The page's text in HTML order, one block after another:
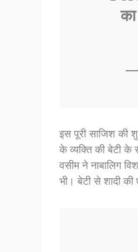
का
—
इस पूरी साजिश की
के व्यक्ति की बेटी के
वसीम ने नाबालिग
भी। बेटी से शादी